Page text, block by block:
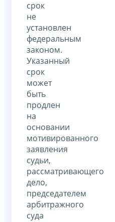
срок
не
установлен
федеральным
законом.
Указанный
срок
может
быть
продлен
на
основании
мотивированного
заявления
судьи,
рассматривающего
дело,
председателем
арбитражного
суда